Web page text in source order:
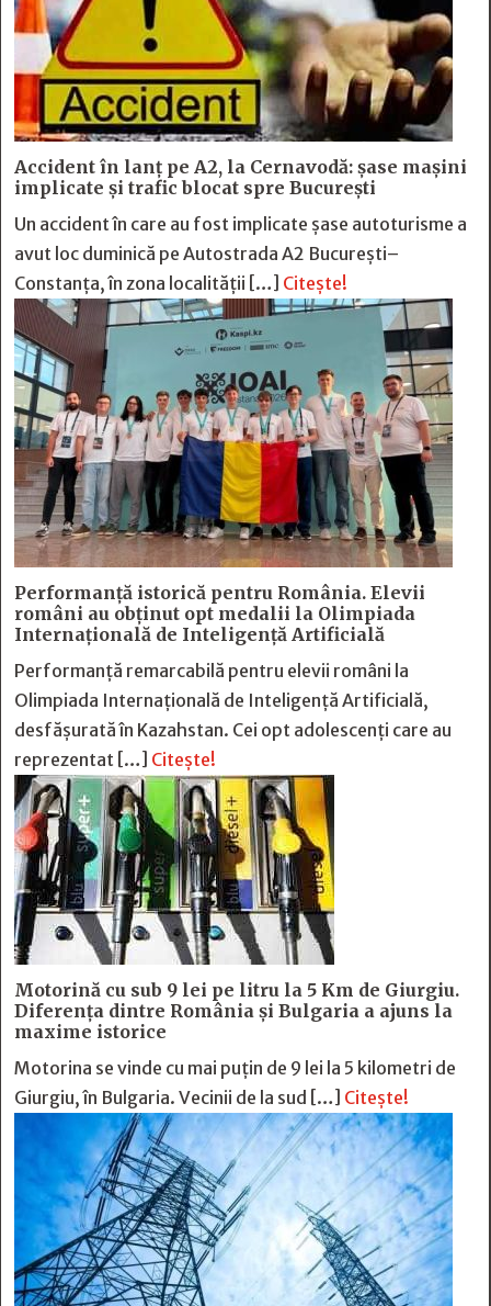
Accident în lanț pe A2, la Cernavodă: șase mașini
implicate și trafic blocat spre București
Un accident în care au fost implicate șase autoturisme a
avut loc duminică pe Autostrada A2 București–
Constanța, în zona localității […] Citește!
Performanță istorică pentru România. Elevii
români au obținut opt medalii la Olimpiada
Internațională de Inteligență Artificială
Performanță remarcabilă pentru elevii români la
Olimpiada Internațională de Inteligență Artificială,
desfășurată în Kazahstan. Cei opt adolescenți care au
reprezentat […] Citește!
Motorină cu sub 9 lei pe litru la 5 Km de Giurgiu.
Diferența dintre România și Bulgaria a ajuns la
maxime istorice
Motorina se vinde cu mai puțin de 9 lei la 5 kilometri de
Giurgiu, în Bulgaria. Vecinii de la sud […] Citește!